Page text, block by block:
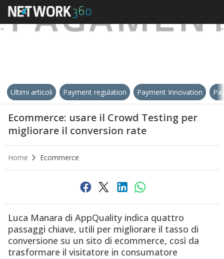
Ultimi articoli Payment regulation Payment Innovation
Ecommerce: usare il Crowd Testing per
migliorare il conversion rate
Home Ecommerce
Luca Manara di AppQuality indica quattro
passaggi chiave, utili per migliorare il tasso di
conversione su un sito di ecommerce, così da
trasformare il visitatore in consumatore